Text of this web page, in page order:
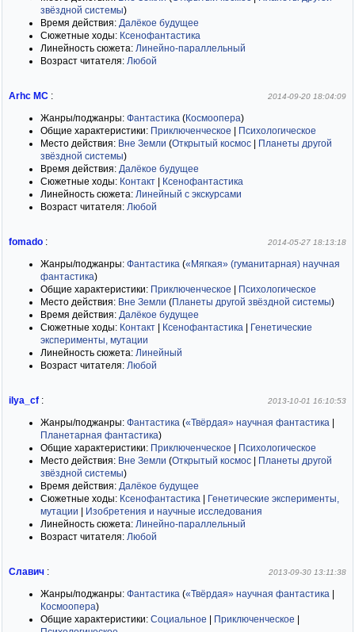
звёздной системы)
Время действия: Далёкое будущее
Сюжетные ходы: Ксенофантастика
Линейность сюжета: Линейно-параллельный
Возраст читателя: Любой
Arhc MC : 2014-09-20 18:04:09
Жанры/поджанры: Фантастика (Космоопера)
Общие характеристики: Приключенческое
Психологическое
Место действия: Вне Земли (Открытый космос
Планеты другой
звёздной системы)
Время действия: Далёкое будущее
Сюжетные ходы: Контакт
Ксенофантастика
Линейность сюжета: Линейный с экскурсами
Возраст читателя: Любой
fomado : 2014-05-27 18:13:18
Жанры/поджанры: Фантастика («Мягкая» (гуманитарная) научная
фантастика)
Общие характеристики: Приключенческое
Психологическое
Место действия: Вне Земли (Планеты другой звёздной системы)
Время действия: Далёкое будущее
Сюжетные ходы: Контакт Ксенофантастика
Генетические
эксперименты, мутации
Линейность сюжета: Линейный
Возраст читателя: Любой
ilya_cf : 2013-10-01 16:10:53
Жанры/поджанры: Фантастика («Твёрдая» научная фантастика
Планетарная фантастика)
Общие характеристики: Приключенческое
Психологическое
Место действия: Вне Земли (Открытый космос
Планеты другой
звёздной системы)
Время действия: Далёкое будущее
Сюжетные ходы: Ксенофантастика
Генетические эксперименты,
мутации
Изобретения и научные исследования
Линейность сюжета: Линейно-параллельный
Возраст читателя: Любой
Славич : 2013-09-30 13:11:38
Жанры/поджанры: Фантастика («Твёрдая» научная фантастика
Космоопера)
Общие характеристики: Социальное Приключенческое